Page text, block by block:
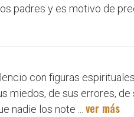
padres y es motivo de
con figuras
miedos, de sus errores, de
nadie los note ... ver más